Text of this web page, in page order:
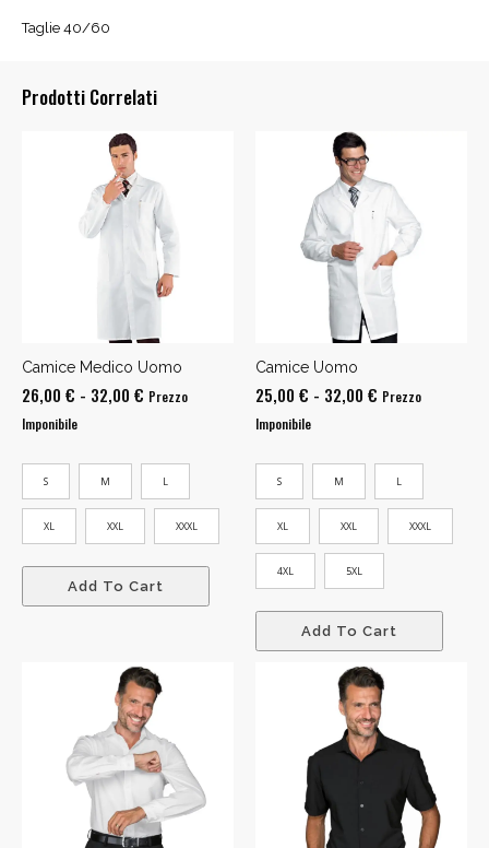
Taglie 40/60
Prodotti Correlati
Camice Medico Uomo
26,00 € - 32,00 € Fascia
26,00 €
Prezzo
Imponibile
S M L
XL XXL XXXL
Add To Cart
Camice Uomo
25,00 € - 32,00 € Fascia
25,00 €
32,00 €
Prezzo
Imponibile
S M L
XL XXL XXXL
4XL 5XL
Add To Cart